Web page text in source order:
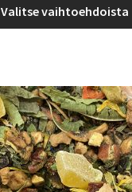
-
6,99 €
Valitse vaihtoehdoista